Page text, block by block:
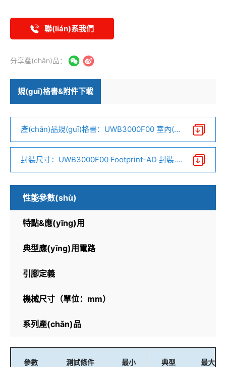
聯(lián)系我們
分享產(chǎn)品：
規(guī)格書&附件下載
產(chǎn)品規(guī)格書：UWB3000F00 室內(n
èi)外定位測距模塊 V1.1.pdf
封裝尺寸：UWB3000F00 Footprint-AD 封裝.r
ar
性能參數(shù)
特點&應(yīng)用
典型應(yīng)用電路
引腳定義
機械尺寸（單位：mm）
系列產(chǎn)品
參數
測試條件 最小 典型 最大